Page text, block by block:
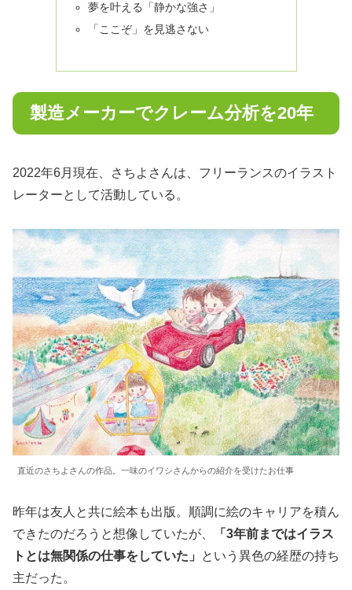
夢を叶える「静かな強さ」
「ここぞ」を見逃さない
製造メーカーでクレーム分析を20年
2022年6月現在、さちよさんは、フリーランスのイラスト
レーターとして活動している。
直近のさちよさんの作品。一味のイワシさんからの紹介を受けたお仕事
昨年は友人と共に絵本も出版。順調に絵のキャリアを積ん
できたのだろうと想像していたが、
「3年前まではイラス
トとは無関係の仕事をしていた」
という異色の経歴の持ち
主だった。